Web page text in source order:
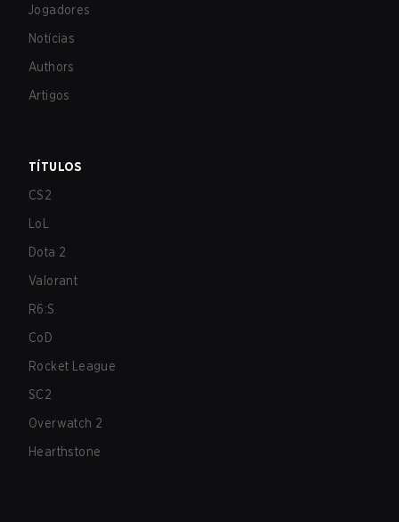
Jogadores
Notícias
Authors
Artigos
TÍTULOS
CS2
LoL
Dota 2
Valorant
R6:S
CoD
Rocket League
SC2
Overwatch 2
Hearthstone